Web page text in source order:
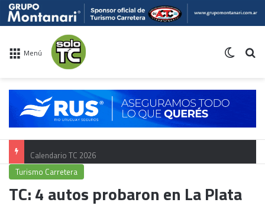
Menú
Calendario TC 2026
Turismo Carretera
TC: 4 autos probaron en La Plata